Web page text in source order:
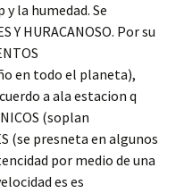
la humedad. Se
Y HURACANOSO. Por su
en todo el planeta),
a ala estacion q
(soplan
(se presneta en algunos
por medio de una
es es